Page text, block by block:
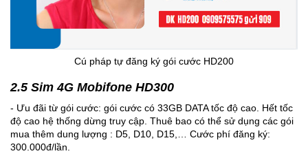
Cú pháp tự đăng ký gói cước HD200
2.5 Sim 4G Mobifone HD300
- Ưu đãi từ gói cước: gói cước có 33GB DATA tốc độ cao. Hết tốc
độ cao hệ thống dừng truy cập. Thuê bao có thể sử dụng các gói
mua thêm dung lượng : D5, D10, D15,… Cước phí đăng ký:
300.000đ/lần.